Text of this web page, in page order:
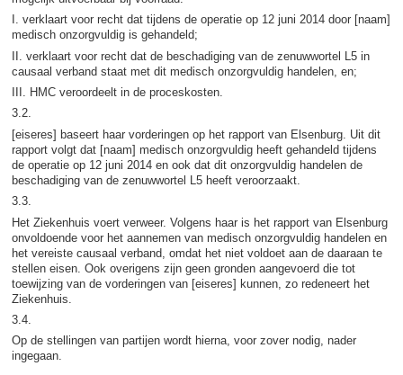
I. verklaart voor recht dat tijdens de operatie op 12 juni 2014 door [naam]
medisch onzorgvuldig is gehandeld;
II. verklaart voor recht dat de beschadiging van de zenuwwortel L5 in
causaal verband staat met dit medisch onzorgvuldig handelen, en;
III. HMC veroordeelt in de proceskosten.
3.2.
[eiseres] baseert haar vorderingen op het rapport van Elsenburg. Uit dit
rapport volgt dat [naam] medisch onzorgvuldig heeft gehandeld tijdens
de operatie op 12 juni 2014 en ook dat dit onzorgvuldig handelen de
beschadiging van de zenuwwortel L5 heeft veroorzaakt.
3.3.
Het Ziekenhuis voert verweer. Volgens haar is het rapport van Elsenburg
onvoldoende voor het aannemen van medisch onzorgvuldig handelen en
het vereiste causaal verband, omdat het niet voldoet aan de daaraan te
stellen eisen. Ook overigens zijn geen gronden aangevoerd die tot
toewijzing van de vorderingen van [eiseres] kunnen, zo redeneert het
Ziekenhuis.
3.4.
Op de stellingen van partijen wordt hierna, voor zover nodig, nader
ingegaan.